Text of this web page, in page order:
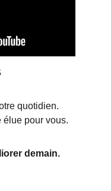
quotidien.
élue pour vous.
demain.